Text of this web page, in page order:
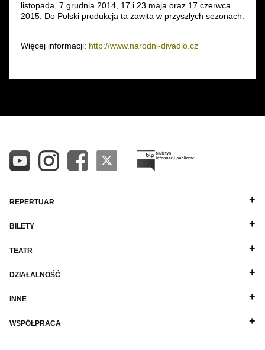
listopada, 7 grudnia 2014, 17 i 23 maja oraz 17 czerwca
2015. Do Polski produkcja ta zawita w przyszłych sezonach.
Więcej informacji: http://www.narodni-divadlo.cz
REPERTUAR
BILETY
TEATR
DZIAŁALNOŚĆ
INNE
WSPÓŁPRACA